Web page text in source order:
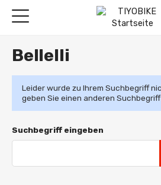
Bellelli
Leider wurde zu Ihrem Suchbegriff
geben Sie einen anderen Suchbegriff
Suchbegriff eingeben